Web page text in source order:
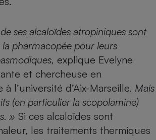
ses alcaloïdes atropiniques sont
pharmacopée pour leurs
explique Evelyne
et chercheuse en
à l’université d’Aix-Marseille. Mais
(en particulier la scopolamine)
» Si ces alcaloïdes sont
les traitements thermiques
Robot ménager